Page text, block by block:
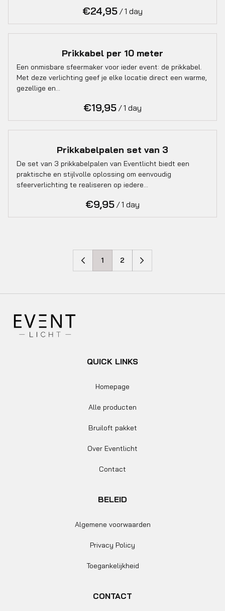
/
Prikkabel per 10 meter
Een onmisbare sfeermaker voor ieder event: de prikkabel.
Met deze verlichting geef je elke locatie direct een warme,
gezellige en…
/
Prikkabelpalen set van 3
De set van 3 prikkabelpalen van Eventlicht biedt een
praktische en stijlvolle oplossing om eenvoudig
sfeerverlichting te realiseren op iedere…
/
1 2
QUICK LINKS
Homepage
Alle producten
Bruiloft pakket
Over Eventlicht
Contact
BELEID
Algemene voorwaarden
Privacy Policy
Toegankelijkheid
CONTACT